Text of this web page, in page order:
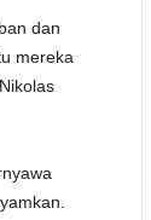
dan
mereka